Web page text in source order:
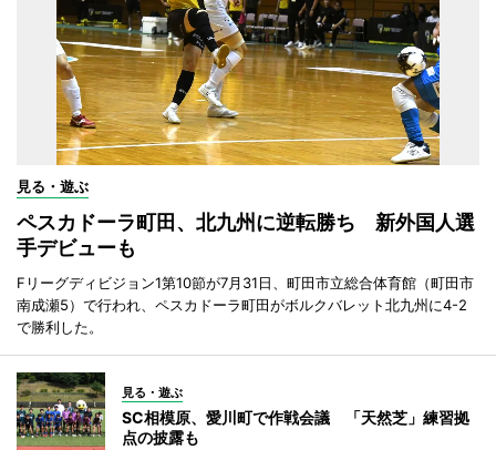
見る・遊ぶ
ペスカドーラ町田、北九州に逆転勝ち 新外国人選
手デビューも
Fリーグディビジョン1第10節が7月31日、町田市立総合体育館（町田市
南成瀬5）で行われ、ペスカドーラ町田がボルクバレット北九州に4-2
で勝利した。
見る・遊ぶ
SC相模原、愛川町で作戦会議 「天然芝」練習拠
点の披露も